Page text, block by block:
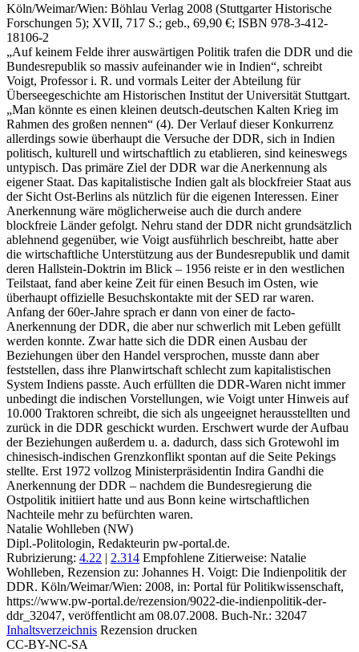
Köln/Weimar/Wien: Böhlau Verlag 2008 (Stuttgarter Historische
Forschungen 5); XVII, 717 S.; geb., 69,90 €; ISBN 978-3-412-
18106-2
„Auf keinem Felde ihrer auswärtigen Politik trafen die DDR und die
Bundesrepublik so massiv aufeinander wie in Indien“, schreibt
Voigt, Professor i. R. und vormals Leiter der Abteilung für
Überseegeschichte am Historischen Institut der Universität Stuttgart.
„Man könnte es einen kleinen deutsch-deutschen Kalten Krieg im
Rahmen des großen nennen“ (4). Der Verlauf dieser Konkurrenz
allerdings sowie überhaupt die Versuche der DDR, sich in Indien
politisch, kulturell und wirtschaftlich zu etablieren, sind keineswegs
untypisch. Das primäre Ziel der DDR war die Anerkennung als
eigener Staat. Das kapitalistische Indien galt als blockfreier Staat aus
der Sicht Ost-Berlins als nützlich für die eigenen Interessen. Einer
Anerkennung wäre möglicherweise auch die durch andere
blockfreie Länder gefolgt. Nehru stand der DDR nicht grundsätzlich
ablehnend gegenüber, wie Voigt ausführlich beschreibt, hatte aber
die wirtschaftliche Unterstützung aus der Bundesrepublik und damit
deren Hallstein-Doktrin im Blick – 1956 reiste er in den westlichen
Teilstaat, fand aber keine Zeit für einen Besuch im Osten, wie
überhaupt offizielle Besuchskontakte mit der SED rar waren.
Anfang der 60er-Jahre sprach er dann von einer de facto-
Anerkennung der DDR, die aber nur schwerlich mit Leben gefüllt
werden konnte. Zwar hatte sich die DDR einen Ausbau der
Beziehungen über den Handel versprochen, musste dann aber
feststellen, dass ihre Planwirtschaft schlecht zum kapitalistischen
System Indiens passte. Auch erfüllten die DDR-Waren nicht immer
unbedingt die indischen Vorstellungen, wie Voigt unter Hinweis auf
10.000 Traktoren schreibt, die sich als ungeeignet herausstellten und
zurück in die DDR geschickt wurden. Erschwert wurde der Aufbau
der Beziehungen außerdem u. a. dadurch, dass sich Grotewohl im
chinesisch-indischen Grenzkonflikt spontan auf die Seite Pekings
stellte. Erst 1972 vollzog Ministerpräsidentin Indira Gandhi die
Anerkennung der DDR – nachdem die Bundesregierung die
Ostpolitik initiiert hatte und aus Bonn keine wirtschaftlichen
Nachteile mehr zu befürchten waren.
Natalie Wohlleben (NW)
Dipl.-Politologin, Redakteurin pw-portal.de.
Rubrizierung: 4.22 | 2.314 Empfohlene Zitierweise: Natalie
Wohlleben, Rezension zu: Johannes H. Voigt: Die Indienpolitik der
DDR. Köln/Weimar/Wien: 2008, in: Portal für Politikwissenschaft,
https://www.pw-portal.de/rezension/9022-die-indienpolitik-der-
ddr_32047, veröffentlicht am 08.07.2008. Buch-Nr.: 32047
Inhaltsverzeichnis Rezension drucken
CC-BY-NC-SA